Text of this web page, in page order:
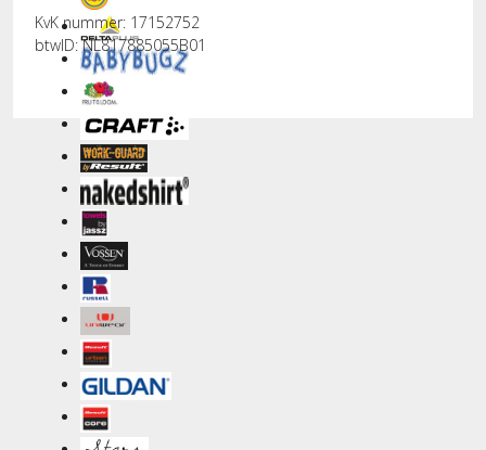
KvK nummer: 17152752
btwID: NL817885055B01